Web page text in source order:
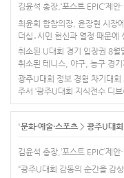
김윤석 총장,‘포스트 EPIC’제
최윤희 합참의장, 윤장현 시장
더십․시민 헌신과 열정 때문에
취소된 U대회 경기 입장권 8월
취소된 테니스, 야구, 농구 경
광주U대회 정보 경험 차기대
주서 ‘광주U대회 지식전수 디브
'문화·예술·스포츠 > 광주U대
김윤석 총장,‘포스트 EPIC’제
“광주U대회 감동의 순간을 감